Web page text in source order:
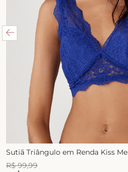
Sutiã Triângulo em Renda Kiss Me
R$ 99,99